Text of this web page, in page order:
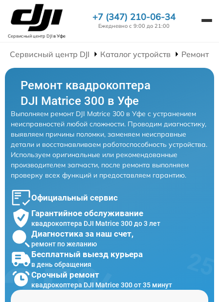
Сервисный центр DJIв Уфе
+7 (347) 210-06-34
Ежедневно с 9:00 до 21:00
Сервисный центр DJI Каталог устройств Ремонт
Ремонт квадрокоптера
DJI Matrice 300 в Уфе
Выполняем ремонт DJI Matrice 300 в Уфе с устранением
неисправностей любой сложности. Проводим диагностику,
выявляем причины поломки, заменяем неисправные
детали и восстанавливаем работоспособность устройства.
Используем оригинальные или рекомендованные
производителем запчасти, после ремонта выполняем
проверку всех функций и предоставляем гарантию.
Официальный сервис
Гарантийное обслуживание
квадрокоптера DJI Matrice 300 до 3 лет
Диагностика за наш счет,
ремонт по желанию
Бесплатный выезд курьера
в день обращения
Срочный ремонт
квадрокоптера DJI Matrice 300 от 35 минут